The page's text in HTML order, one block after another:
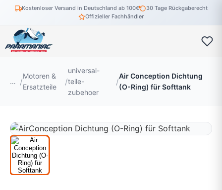
Kostenloser Versand in Deutschland ab 100€
30 Tage Rückgaberecht
Offizieller Fachhändler
…
Motoren &
Ersatzteile
universal-
teile-
zubehoer
Air Conception Dichtung
(O-Ring) für Softtank